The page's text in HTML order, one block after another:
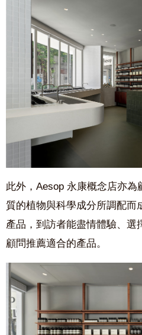
此外，Aesop 永康概念店亦
質的植物與科學成分所調配而
產品，到訪者能盡情體驗、選
顧問推薦適合的產品。